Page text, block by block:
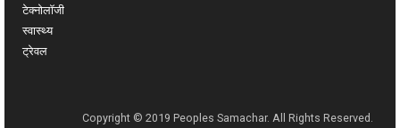
टेक्नोलॉजी
स्वास्थ्य
ट्रेवल
Copyright © 2019 Peoples Samachar. All Rights Reserved.